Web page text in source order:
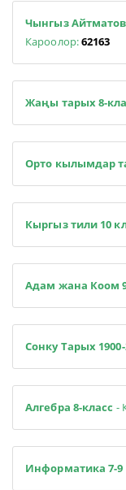
Чынгыз
Кароолор:62163
Жаңы тарых 8-
Орто кылымдар
Кыргыз тили 10
Адам жана Коом
Сонку Тарых 1900-
Алгебра 8-класс -
Информатика 7-9